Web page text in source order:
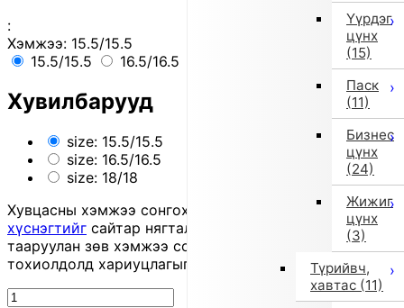
Үүрдэг
цүнх
(15)
Паск
(11)
Бизнес
цүнх
(24)
Жижиг
цүнх
(3)
Түрийвч,
хавтас (11)
:
Хэмжээ: 15.5/15.5
15.5/15.5
16.5/16.5
Хувилбарууд
size: 15.5/15.5
size: 16.5/16.5
size: 18/18
Хувцасны хэмжээ сонгохдоо
хэмжээ сонгох
хүснэгтийг сайтар нягталж, биеийн хэмжээтэйгээ
тааруулан зөв хэмжээ сонгоно уу, хувцас таарахгүй
тохиолдолд хариуцлагыг захиалагч өөрөө хүлээнэ.